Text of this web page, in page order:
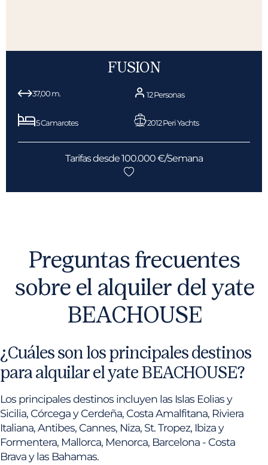
FUSION
37,00 m. 12 Personas
5 Camarotes 2012 Peri Yachts
Tarifas desde 100.000 €/Semana
Preguntas frecuentes
sobre el alquiler del yate
BEACHOUSE
¿Cuáles son los principales destinos
para alquilar el yate BEACHOUSE?
Los principales destinos incluyen las Islas Eolias y
Sicilia, Córcega y Cerdeña, Costa Amalfitana, Riviera
Italiana, Antibes, Cannes, Niza, St. Tropez, Ibiza y
Formentera, Mallorca, Menorca, Barcelona - Costa
Brava y las Bahamas.